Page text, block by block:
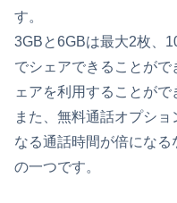
す。
3GBと6GBは最大2枚、
でシェアできることが
ェアを利用することがで
また、無料通話オプシ
なる通話時間が倍にな
の一つです。